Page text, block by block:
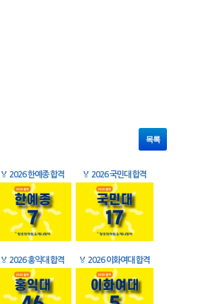
목록
🏅 2026 한예종 합격 🏅 2026 국민대 합격
🏅 2026 홍익대 합격 🏅 2026 이화여대 합격